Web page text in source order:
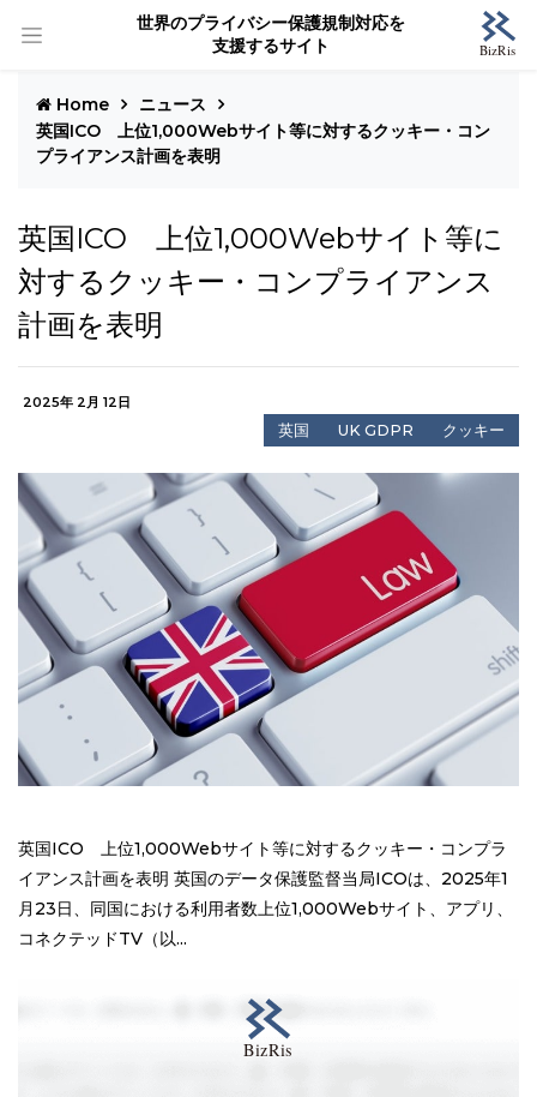
世界のプライバシー保護規制対応を
支援するサイト
Home
ニュース
英国ICO 上位1,000Webサイト等に対するクッキー・コン
プライアンス計画を表明
英国ICO 上位1,000Webサイト等に
対するクッキー・コンプライアンス
計画を表明
2025年 2月 12日
英国 UK GDPR クッキー
英国ICO 上位1,000Webサイト等に対するクッキー・コンプラ
イアンス計画を表明 英国のデータ保護監督当局ICOは、2025年1
月23日、同国における利用者数上位1,000Webサイト、アプリ、
コネクテッドTV（以...